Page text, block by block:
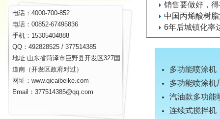
电话：4000-700-852
电话：00852-67495836
手机：15305404888
QQ：492828525 / 377514385
地址:山东省菏泽市巨野县开发区327国
道南（开发区政府对过）
网址：www.qicaibeike.com
Email：377514385@qq.com
销售要做好，
中国丙烯酸树
6年后城镇化率
多功能喷涂机
多功能喷涂机
汽油款多功能
连续式搅拌机